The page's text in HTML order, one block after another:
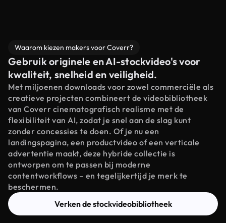
Waarom kiezen makers voor Coverr?
Gebruik originele en AI-stockvideo's voor
kwaliteit, snelheid en veiligheid.
Met miljoenen downloads voor zowel commerciële als
creatieve projecten combineert de videobibliotheek
van Coverr cinematografisch realisme met de
flexibiliteit van AI, zodat je snel aan de slag kunt
zonder concessies te doen. Of je nu een
landingspagina, een productvideo of een verticale
advertentie maakt, deze hybride collectie is
ontworpen om te passen bij moderne
contentworkflows – en tegelijkertijd je merk te
beschermen.
Verken de stockvideobibliotheek